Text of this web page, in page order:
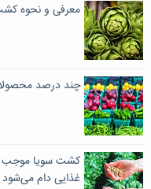
معرفی و نحوه
چند درصد
کشت سویا موجب
غذایی دام می‌شود